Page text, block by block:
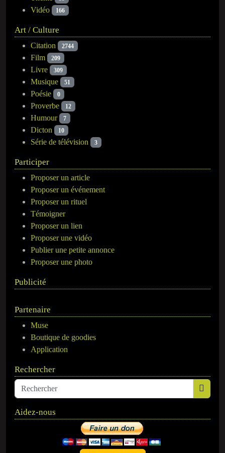
Vidéo 166
Art / Culture
Citation 2744
Film 209
Livre 309
Musique 51
Poésie 0
Proverbe 12
Humour 7
Dicton 10
Série de télévision 3
Participer
Proposer un article
Proposer un événement
Proposer un rituel
Témoigner
Proposer un lien
Proposer une vidéo
Publier une petite annonce
Proposer une photo
Publicité
Partenaire
Muse
Boutique de goodies
Application
Rechercher
Aidez-nous